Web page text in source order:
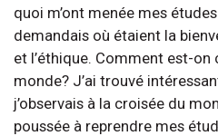
quoi m’ont menée mes
demandais où étaient la
et l’éthique. Comment est-on
monde? J’ai trouvé
j’observais à la croisée du
poussée à reprendre mes